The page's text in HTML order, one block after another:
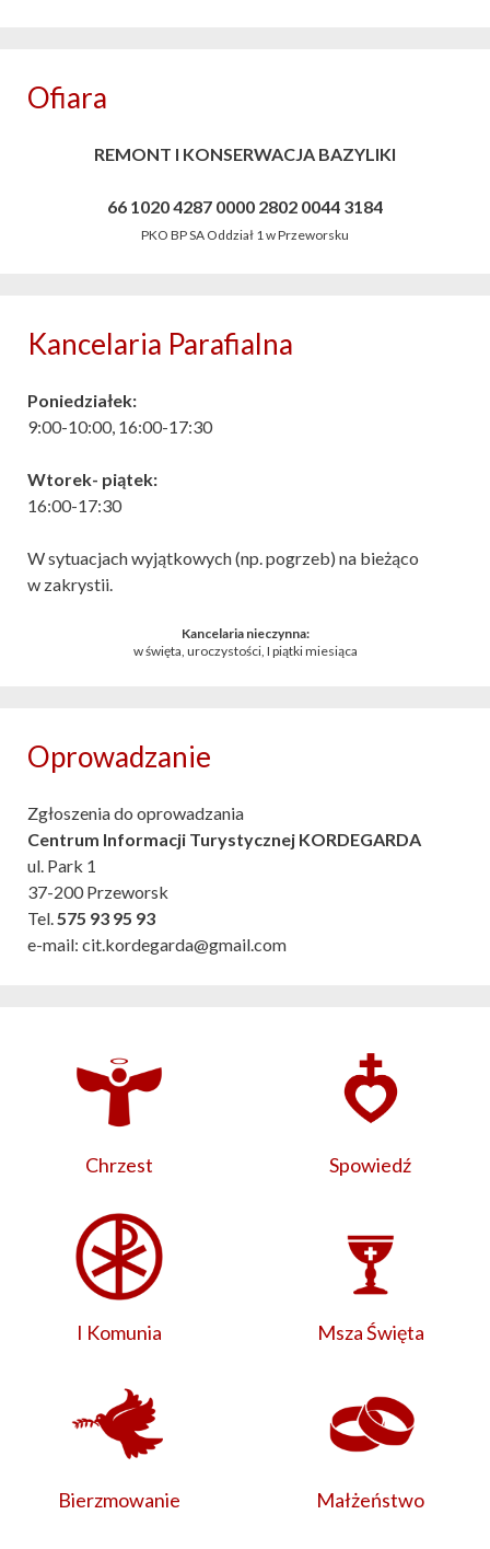
Ofiara
REMONT I KONSERWACJA BAZYLIKI
66 1020 4287 0000 2802 0044 3184
PKO BP SA Oddział 1 w Przeworsku
Kancelaria Parafialna
Poniedziałek:
9:00-10:00, 16:00-17:30
Wtorek- piątek:
16:00-17:30
W sytuacjach wyjątkowych (np. pogrzeb) na bieżąco
w zakrystii.
Kancelaria nieczynna:
w święta, uroczystości, I piątki miesiąca
Oprowadzanie
Zgłoszenia do oprowadzania
Centrum Informacji Turystycznej KORDEGARDA
ul. Park 1
37-200 Przeworsk
Tel. 575 93 95 93
e-mail: cit.kordegarda@gmail.com
Chrzest Spowiedź
I Komunia Msza Święta
Bierzmowanie Małżeństwo